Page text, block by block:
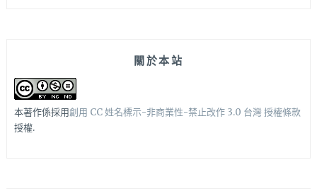
關於本站
本著作係採用創用 CC 姓名標示-非商業性-禁止改作 3.0 台灣 授權條款
授權.